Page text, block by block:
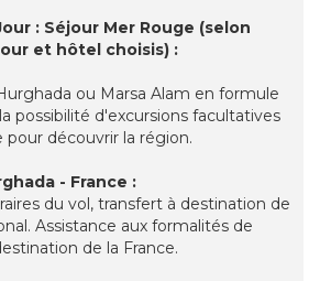
: Séjour Mer Rouge (selon
et hôtel choisis) :
ou Marsa Alam en formule
possibilité d'excursions facultatives
pour découvrir la région.
- France :
du vol, transfert à destination de
Assistance aux formalités de
de la France.